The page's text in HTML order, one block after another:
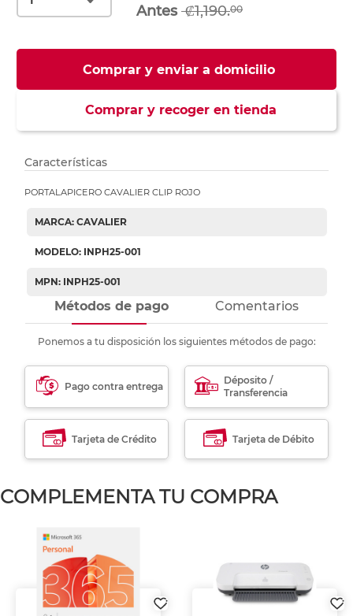
₡1,190.00
Comprar y enviar a domicilio
Comprar y recoger en tienda
Características
PORTALAPICERO CAVALIER CLIP ROJO
MARCA: CAVALIER
MODELO: INPH25-001
MPN: INPH25-001
Métodos de pago Comentarios
Ponemos a tu disposición los siguientes métodos de pago:
Pago contra entrega
Déposito /
Transferencia
Tarjeta de Crédito Tarjeta de Débito
COMPLEMENTA TU COMPRA